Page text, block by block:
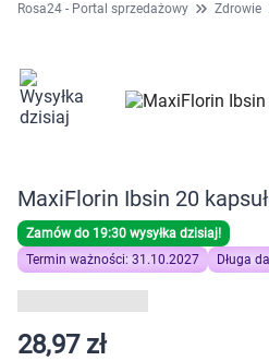
Dla zwierząt
Zdrowie
Kobieta w ciąży i mama
Dziecko
Rosa24 - Portal sprzedażowy Zdrowie
MaxiFlorin Ibsin 20
Zamów do 19:30 wysyłka dzisiaj!
Termin ważności: 31.10.2027
Długa
28,97 zł